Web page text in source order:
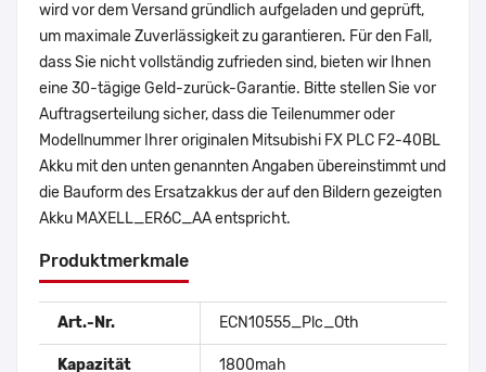
wird vor dem Versand gründlich aufgeladen und geprüft,
um maximale Zuverlässigkeit zu garantieren. Für den Fall,
dass Sie nicht vollständig zufrieden sind, bieten wir Ihnen
eine 30-tägige Geld-zurück-Garantie. Bitte stellen Sie vor
Auftragserteilung sicher, dass die Teilenummer oder
Modellnummer Ihrer originalen Mitsubishi FX PLC F2-40BL
Akku mit den unten genannten Angaben übereinstimmt und
die Bauform des Ersatzakkus der auf den Bildern gezeigten
Akku MAXELL_ER6C_AA entspricht.
Produktmerkmale
Art.-Nr. ECN10555_Plc_Oth
Kapazität 1800mah